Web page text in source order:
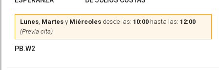
Lunes, Martes y Miércoles desde las: 10:00 hasta las: 12:00
(Previa cita)
PB.W2